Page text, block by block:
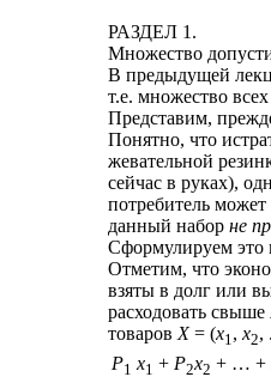
РАЗДЕЛ 1.
Множество
В предыдущей
т.е. множество
Представим,
Понятно, что
жевательной
сейчас в руках),
потребитель
данный набор не
Сформулируем это
Отметим, что
взяты в долг или
расходовать свыше
товаров Х= (x1, x2,
P1 x1 + P2x2 + … +